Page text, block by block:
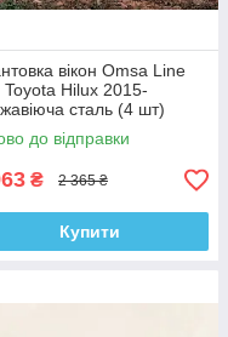
вікон Omsa Line
Toyota Hilux 2015-
сталь (4 шт)
до відправки
₴ 2 365 ₴
Купити